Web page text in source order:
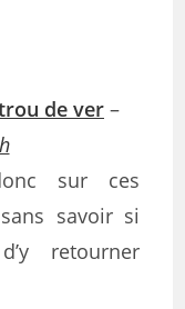
de ver –
sur ces
savoir si
retourner